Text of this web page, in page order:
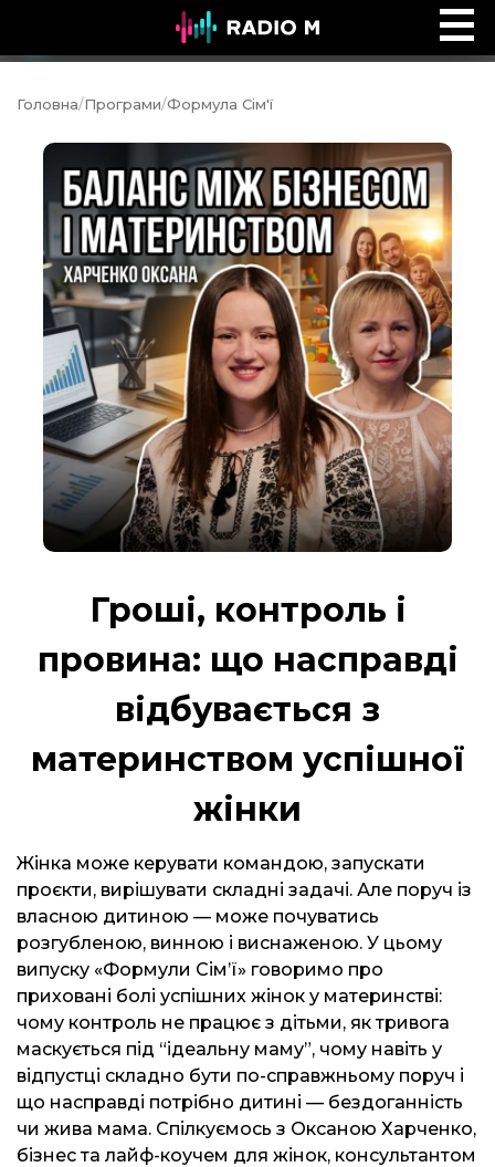
Ефір Radio M
Головна/Програми/Формула Сім'ї
Гроші, контроль і
провина: що насправді
відбувається з
материнством успішної
жінки
Жінка може керувати командою, запускати
проєкти, вирішувати складні задачі. Але поруч із
власною дитиною — може почуватись
розгубленою, винною і виснаженою. У цьому
випуску «Формули Сім’ї» говоримо про
приховані болі успішних жінок у материнстві:
чому контроль не працює з дітьми, як тривога
маскується під “ідеальну маму”, чому навіть у
відпустці складно бути по-справжньому поруч і
що насправді потрібно дитині — бездоганність
чи жива мама. Спілкуємось з Оксаною Харченко,
бізнес та лайф-коучем для жінок, консультантом